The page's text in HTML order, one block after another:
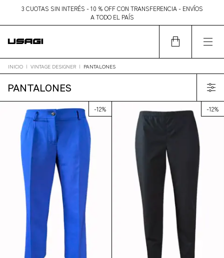
3 CUOTAS SIN INTERÉS - 10 % OFF CON TRANSFERENCIA - ENVÍOS
A TODO EL PAÍS
INICIO | VINTAGE DESIGNER | PANTALONES
PANTALONES
-12% -12%